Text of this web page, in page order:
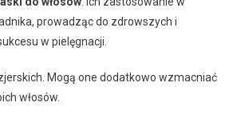
prowadząc do zdrowszych i
w pielęgnacji.
Mogą one dodatkowo wzmacniać
włosów.